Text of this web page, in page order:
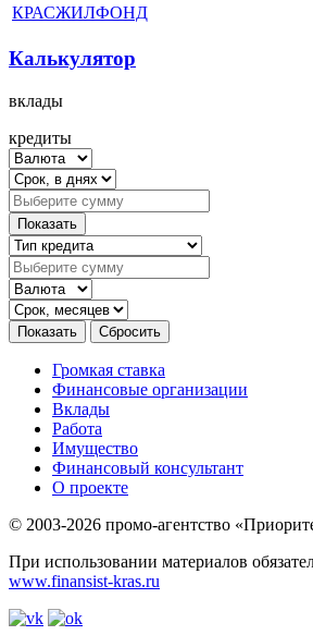
КРАСЖИЛФОНД
Калькулятор
вклады
кредиты
Громкая ставка
Финансовые организации
Вклады
Работа
Имущество
Финансовый консультант
О проекте
© 2003-2026 промо-агентство
При использовании материалов
www.finansist-kras.ru